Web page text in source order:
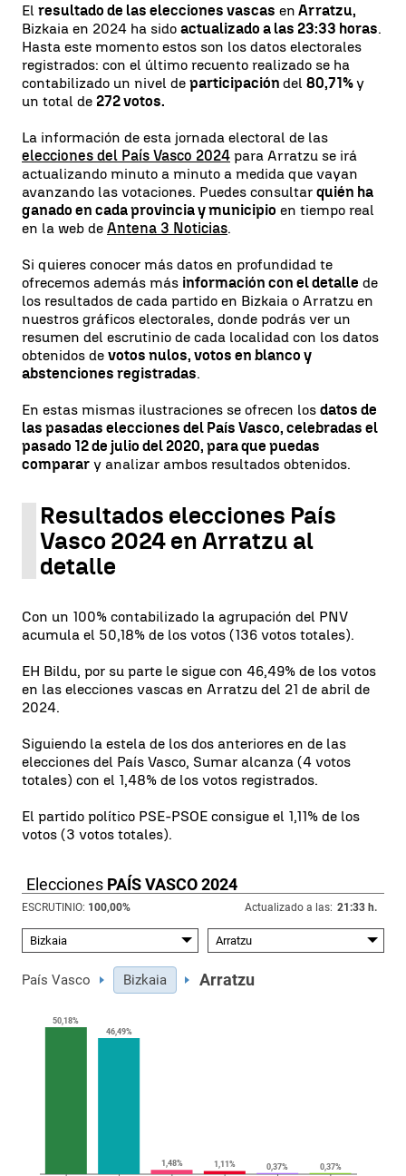
El resultado de las elecciones vascas en Arratzu,
Bizkaia en 2024 ha sido actualizado a las 23:33 horas.
Hasta este momento estos son los datos electorales
registrados: con el último recuento realizado se ha
contabilizado un nivel de participación del 80,71%y
un total de 272 votos.
La información de esta jornada electoral de las
elecciones del País Vasco 2024 para Arratzu se irá
actualizando minuto a minuto a medida que vayan
avanzando las votaciones. Puedes consultar quién ha
ganado en cada provincia y municipio en tiempo real
en la web de Antena 3 Noticias.
Si quieres conocer más datos en profundidad te
ofrecemos además más información con el detalle de
los resultados de cada partido en Bizkaia o Arratzu en
nuestros gráficos electorales, donde podrás ver un
resumen del escrutinio de cada localidad con los datos
obtenidos de votos nulos, votos en blanco y
abstenciones registradas.
En estas mismas ilustraciones se ofrecen los datos de
las pasadas elecciones del País Vasco, celebradas el
pasado 12 de julio del 2020, para que puedas
comparar y analizar ambos resultados obtenidos.
Resultados elecciones País
Vasco 2024 en Arratzu al
detalle
Con un 100% contabilizado la agrupación del PNV
acumula el 50,18% de los votos (136 votos totales).
EH Bildu, por su parte le sigue con 46,49% de los votos
en las elecciones vascas en Arratzu del 21 de abril de
2024.
Siguiendo la estela de los dos anteriores en de las
elecciones del País Vasco, Sumar alcanza (4 votos
totales) con el 1,48% de los votos registrados.
El partido político PSE-PSOE consigue el 1,11% de los
votos (3 votos totales).
Elecciones PAÍS VASCO 2024
ESCRUTINIO: 100,00% Actualizado a las: 21:33 h.
País Vasco Bizkaia Arratzu
50,18%
46,49%
1,48% 1,11% 0,37% 0,37%